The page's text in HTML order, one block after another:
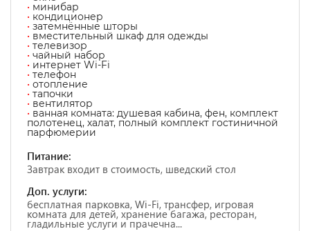
• минибар
• кондиционер
• затемнённые шторы
• вместительный шкаф для одежды
• телевизор
• чайный набор
• интернет Wi-Fi
• телефон
• отопление
• тапочки
• вентилятор
• ванная комната: душевая кабина, фен, комплект
полотенец, халат, полный комплект гостиничной
парфюмерии
Питание:
Завтрак входит в стоимость, шведский стол
Доп. услуги:
бесплатная парковка, Wi-Fi, трансфер, игровая
комната для детей, хранение багажа, ресторан,
гладильные услуги и прачечна...